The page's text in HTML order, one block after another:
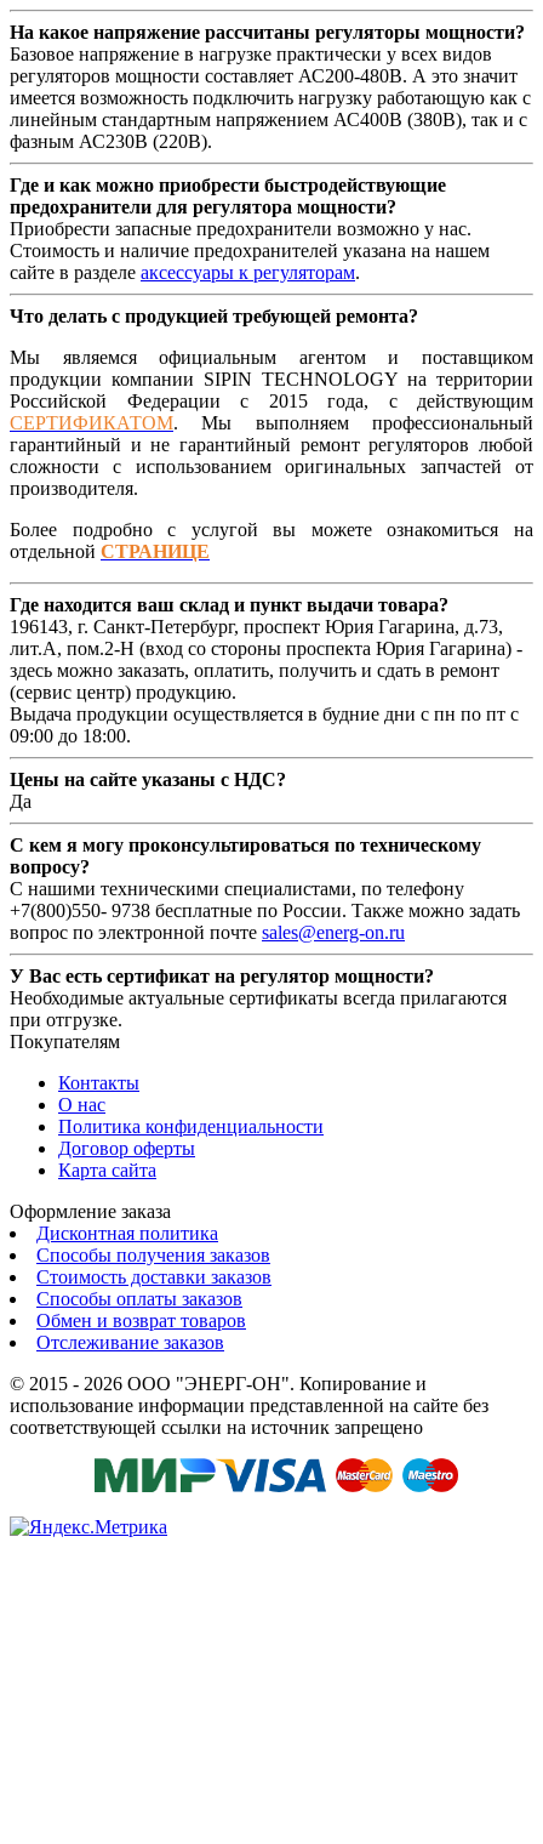
На какое напряжение рассчитаны регуляторы мощности?
Базовое напряжение в нагрузке практически у всех видов
регуляторов мощности составляет АС200-480В. А это значит
имеется возможность подключить нагрузку работающую как с
линейным стандартным напряжением АС400В (380В), так и с
фазным АС230В (220В).
Где и как можно приобрести быстродействующие
предохранители для регулятора мощности?
Приобрести запасные предохранители возможно у нас.
Стоимость и наличие предохранителей указана на нашем
сайте в разделе аксессуары к регуляторам.
Что делать с продукцией требующей ремонта?
Мы являемся официальным агентом и поставщиком
продукции компании SIPIN TECHNOLOGY на территории
Российской Федерации с 2015 года, с действующим
СЕРТИФИКАТОМ. Мы выполняем профессиональный
гарантийный и не гарантийный ремонт регуляторов любой
сложности с использованием оригинальных запчастей от
производителя.
Более подробно с услугой вы можете ознакомиться на
отдельной СТРАНИЦЕ
Где находится ваш склад и пункт выдачи товара?
196143, г. Санкт-Петербург, проспект Юрия Гагарина, д.73,
лит.А, пом.2-Н (вход со стороны проспекта Юрия Гагарина) -
здесь можно заказать, оплатить, получить и сдать в ремонт
(сервис центр) продукцию.
Выдача продукции осуществляется в будние дни с пн по пт с
09:00 до 18:00.
Цены на сайте указаны с НДС?
Да
С кем я могу проконсультироваться по техническому
вопросу?
С нашими техническими специалистами, по телефону
+7(800)550- 9738 бесплатные по России. Также можно задать
вопрос по электронной почте sales@energ-on.ru
У Вас есть сертификат на регулятор мощности?
Необходимые актуальные сертификаты всегда прилагаются
при отгрузке.
Покупателям
Контакты
О нас
Политика конфиденциальности
Договор оферты
Карта сайта
Оформление заказа
Дисконтная политика
Способы получения заказов
Стоимость доставки заказов
Способы оплаты заказов
Обмен и возврат товаров
Отслеживание заказов
© 2015 - 2026 ООО "ЭНЕРГ-ОН". Копирование и
использование информации представленной на сайте без
соответствующей ссылки на источник запрещено